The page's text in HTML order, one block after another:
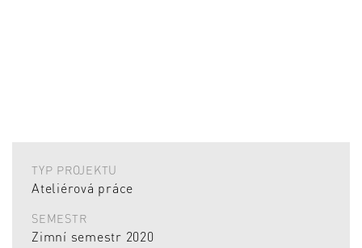
TYP PROJEKTU
Ateliérová práce
SEMESTR
Zimní semestr 2020